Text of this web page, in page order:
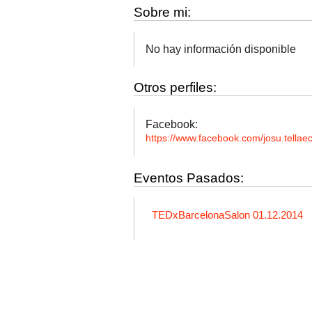
Sobre mi:
No hay información disponible
Otros perfiles:
Facebook:
https://www.facebook.com/
Eventos Pasados:
TEDxBarcelonaSalon 01.12.2014